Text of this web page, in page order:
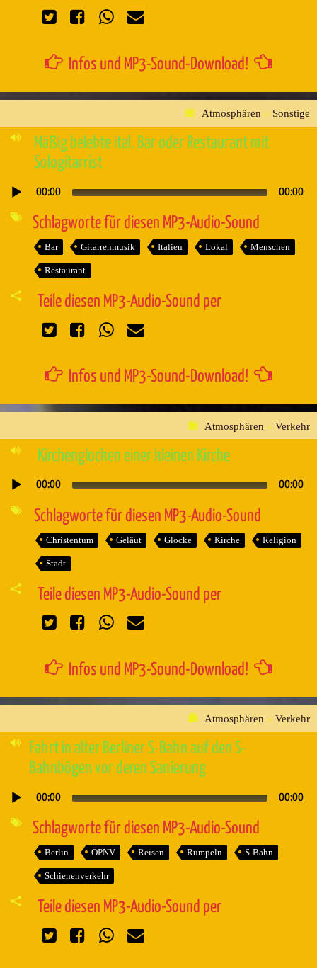
Infos und MP3-Sound-Download!
Atmosphären » Sonstige
Mäßig belebte ital. Bar oder Restaurant mit
Sologitarrist
Audio-
00:00 00:00
Schlagworte für diesen MP3-Audio-Sound
Bar Gitarrenmusik Italien Lokal Menschen
Restaurant
Teile diesen MP3-Audio-Sound per
Infos und MP3-Sound-Download!
Atmosphären » Verkehr
Kirchenglocken einer kleinen Kirche
Audio-
00:00 00:00
Schlagworte für diesen MP3-Audio-Sound
Christentum Geläut Glocke Kirche Religion
Stadt
Teile diesen MP3-Audio-Sound per
Infos und MP3-Sound-Download!
Atmosphären » Verkehr
Fahrt in alter Berliner S-Bahn auf den S-
Bahnbögen vor deren Sanierung
Audio-
00:00 00:00
Schlagworte für diesen MP3-Audio-Sound
Berlin ÖPNV Reisen Rumpeln S-Bahn
Schienenverkehr
Teile diesen MP3-Audio-Sound per